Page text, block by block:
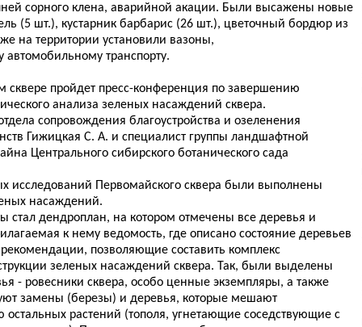
сорного клена, аварийной акации. Были высажены новые
(5 шт.), кустарник барбарис (26 шт.), цветочный бордюр из
на территории установили вазоны,
автомобильному транспорту.
сквере пройдет пресс-конференция по завершению
анализа зеленых насаждений сквера.
сопровождения благоустройства и озеленения
Гижицкая С. А. и специалист группы ландшафтной
Центрального сибирского ботанического сада
исследований Первомайского сквера были выполнены
насаждений.
стал дендроплан, на котором отмечены все деревья и
к нему ведомость, где описано состояние деревьев
рекомендации, позволяющие составить комплекс
зеленых насаждений сквера. Так, были выделены
- ровесники сквера, особо ценные экземпляры, а также
замены (березы) и деревья, которые мешают
растений (тополя, угнетающие соседствующие с